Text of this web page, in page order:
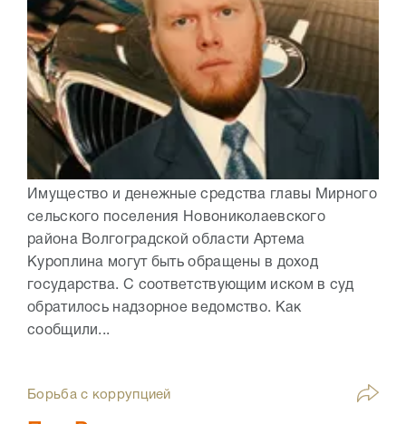
Имущество и денежные средства главы Мирного
сельского поселения Новониколаевского
района Волгоградской области Артема
Куроплина могут быть обращены в доход
государства. С соответствующим иском в суд
обратилось надзорное ведомство. Как
сообщили...
Борьба с коррупцией